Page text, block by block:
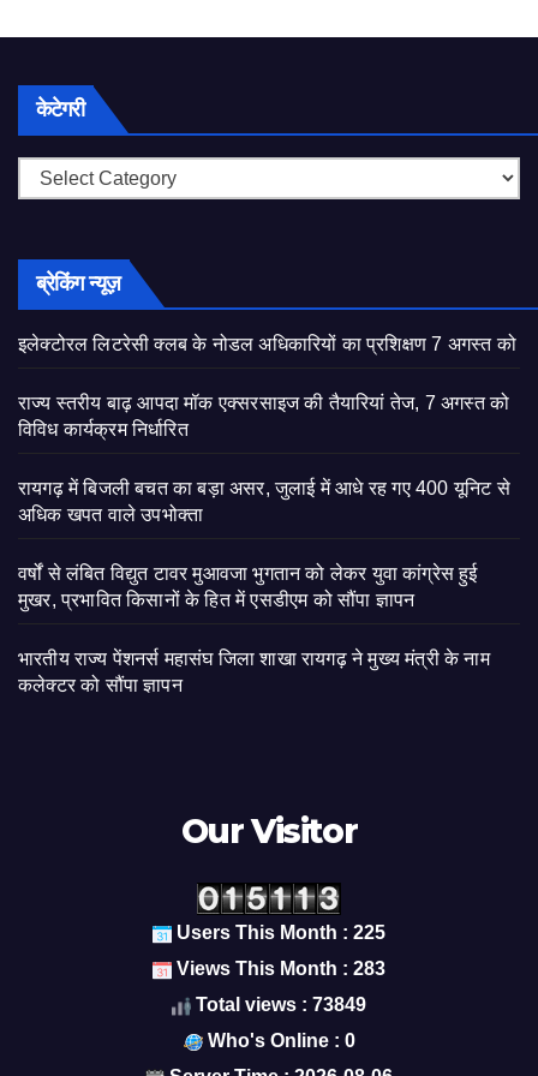
केटेगरी
केटेगरी
ब्रेकिंग न्यूज़
इलेक्टोरल लिटरेसी क्लब के नोडल अधिकारियों का प्रशिक्षण 7 अगस्त को
राज्य स्तरीय बाढ़ आपदा मॉक एक्सरसाइज की तैयारियां तेज, 7 अगस्त को
विविध कार्यक्रम निर्धारित
रायगढ़ में बिजली बचत का बड़ा असर, जुलाई में आधे रह गए 400 यूनिट से
अधिक खपत वाले उपभोक्ता
वर्षों से लंबित विद्युत टावर मुआवजा भुगतान को लेकर युवा कांग्रेस हुई
मुखर, प्रभावित किसानों के हित में एसडीएम को सौंपा ज्ञापन
भारतीय राज्य पेंशनर्स महासंघ जिला शाखा रायगढ़ ने मुख्य मंत्री के नाम
कलेक्टर को सौंपा ज्ञापन
Our Visitor
Users This Month : 225
Views This Month : 283
Total views : 73849
Who's Online : 0